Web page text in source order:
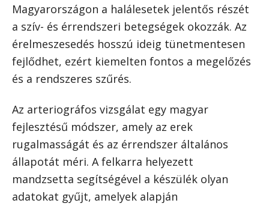
Magyarországon a halálesetek jelentős részét
a szív- és érrendszeri betegségek okozzák. Az
érelmeszesedés hosszú ideig tünetmentesen
fejlődhet, ezért kiemelten fontos a megelőzés
és a rendszeres szűrés.
Az arteriográfos vizsgálat egy magyar
fejlesztésű módszer, amely az erek
rugalmasságát és az érrendszer általános
állapotát méri. A felkarra helyezett
mandzsetta segítségével a készülék olyan
adatokat gyűjt, amelyek alapján